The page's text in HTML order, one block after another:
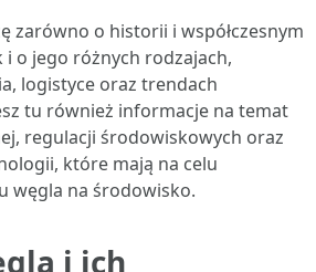
zarówno o historii i współczesnym
i o jego różnych rodzajach,
logistyce oraz trendach
tu również informacje na temat
regulacji środowiskowych oraz
które mają na celu
węgla na środowisko.
i ich